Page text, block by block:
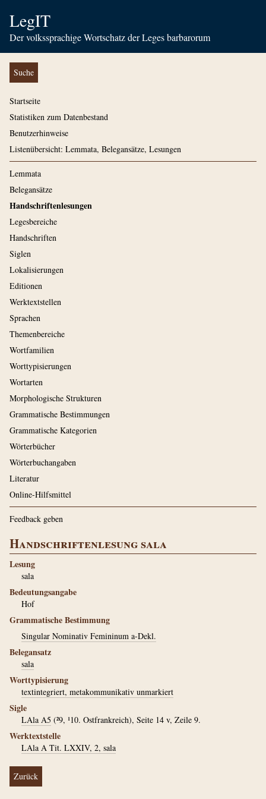
LegIT
Der volkssprachige Wortschatz der Leges barbarorum
Suche
Startseite
Statistiken zum Datenbestand
Benutzerhinweise
Listenübersicht: Lemmata, Belegansätze, Lesungen
Lemmata
Belegansätze
Handschriftenlesungen
Legesbereiche
Handschriften
Siglen
Lokalisierungen
Editionen
Werktextstellen
Sprachen
Themenbereiche
Wortfamilien
Worttypisierungen
Wortarten
Morphologische Strukturen
Grammatische Bestimmungen
Grammatische Kategorien
Wörterbücher
Wörterbuchangaben
Literatur
Online-Hilfsmittel
Feedback geben
Handschriftenlesung sala
Lesung
sala
Bedeutungsangabe
Hof
Grammatische Bestimmung
Singular Nominativ Femininum a-Dekl.
Belegansatz
sala
Worttypisierung
textintegriert, metakommunikativ unmarkiert
Sigle
LAla A5 (²9, ¹10. Ostfrankreich), Seite 14 v, Zeile 9.
Werktextstelle
LAla A Tit. LXXIV, 2, sala
Zurück